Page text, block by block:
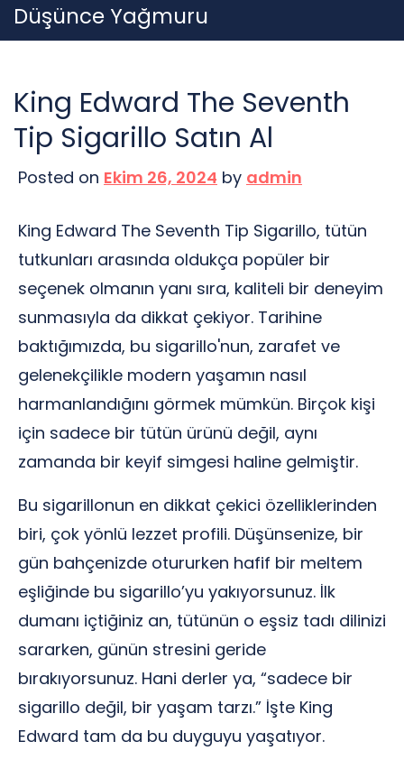
Skip
to
Düşünce Yağmuru
King Edward The Seventh
Tip Sigarillo Satın Al
Posted on Ekim 26, 2024 by admin
King Edward The Seventh Tip Sigarillo, tütün
tutkunları arasında oldukça popüler bir
seçenek olmanın yanı sıra, kaliteli bir deneyim
sunmasıyla da dikkat çekiyor. Tarihine
baktığımızda, bu sigarillo'nun, zarafet ve
gelenekçilikle modern yaşamın nasıl
harmanlandığını görmek mümkün. Birçok kişi
için sadece bir tütün ürünü değil, aynı
zamanda bir keyif simgesi haline gelmiştir.
Bu sigarillonun en dikkat çekici özelliklerinden
biri, çok yönlü lezzet profili. Düşünsenize, bir
gün bahçenizde otururken hafif bir meltem
eşliğinde bu sigarillo’yu yakıyorsunuz. İlk
dumanı içtiğiniz an, tütünün o eşsiz tadı dilinizi
sararken, günün stresini geride
bırakıyorsunuz. Hani derler ya, “sadece bir
sigarillo değil, bir yaşam tarzı.” İşte King
Edward tam da bu duyguyu yaşatıyor.